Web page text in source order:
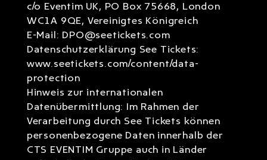
c/o Eventim UK, PO Box 75668, London
WC1A 9QE, Vereinigtes Königreich
E-Mail: DPO@seetickets.com
Datenschutzerklärung See Tickets:
www.seetickets.com/content/data-
protection
Hinweis zur internationalen
Datenübermittlung: Im Rahmen der
Verarbeitung durch See Tickets können
personenbezogene Daten innerhalb der
CTS EVENTIM Gruppe auch in Länder